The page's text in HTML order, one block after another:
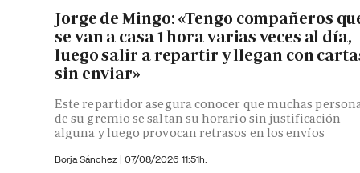
Jorge de Mingo: «Tengo compañeros
se van a casa 1 hora varias veces al día,
luego salir a repartir y llegan con
sin enviar»
Este repartidor asegura conocer que muchas
de su gremio se saltan su horario sin justificación
alguna y luego provocan retrasos en los envíos
Borja Sánchez | 07/08/2026 11:51h.